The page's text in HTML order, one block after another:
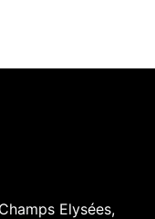
Elysées,